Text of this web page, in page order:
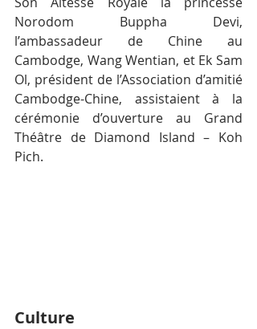
Norodom Buppha Devi,
l’ambassadeur de Chine au
Cambodge, Wang Wentian, et Ek Sam
Ol, président de l’Association d’amitié
Cambodge-Chine, assistaient à la
cérémonie d’ouverture au Grand
Théâtre de Diamond Island – Koh
Pich.
Culture